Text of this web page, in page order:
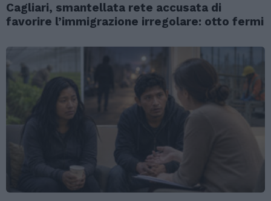
Cagliari, smantellata rete accusata di
favorire l’immigrazione irregolare: otto fermi